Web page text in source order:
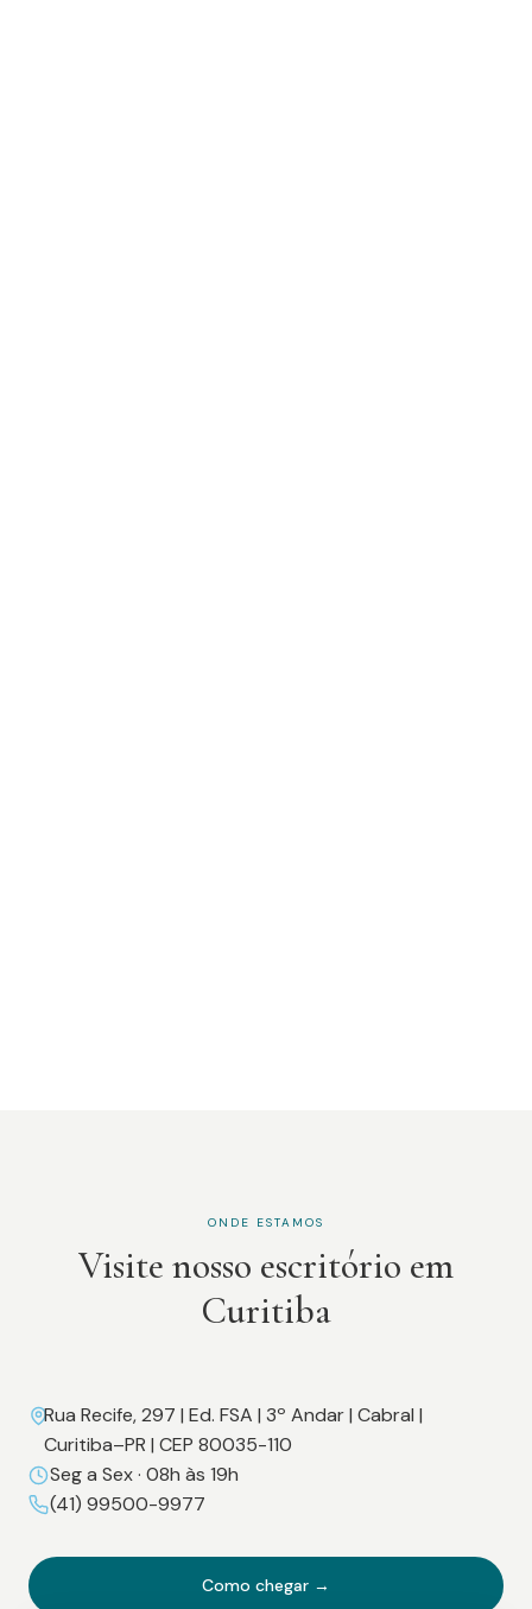
ONDE ESTAMOS
Visite nosso escritório em
Curitiba
Rua Recife, 297 | Ed. FSA | 3º Andar | Cabral |
Curitiba–PR | CEP 80035-110
Seg a Sex · 08h às 19h
(41) 99500-9977
Como chegar →